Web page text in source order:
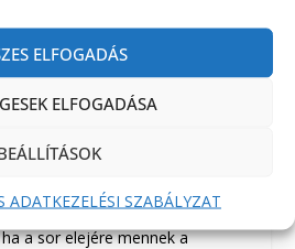
ELFOGADÁS
ELFOGADÁSA
ADATKEZELÉSI SZABÁLYZAT
zsebben.
vagy a táska mellkas
még, főleg csoportos túránál
az adóvevőt a gyerkőc
tettem. / Hálós zseb/
a sor elejére mennek a